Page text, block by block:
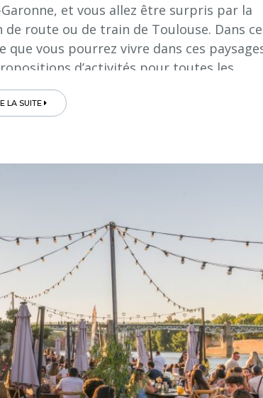
et vous allez être surpris par la
route ou de train de Toulouse. Dans
vous pourrez vivre dans ces
d’activités pour toutes les...
LA SUITE